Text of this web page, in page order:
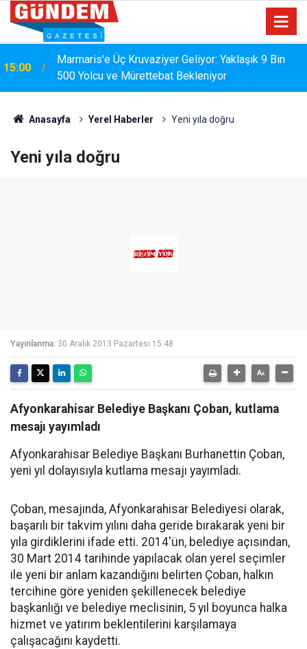
15:00
Marmaris'e Üç Kruvaziyer Geliyor: Yaklaşık 9 Bin
500 Yolcu ve Mürettebat Bekleniyor
MARMARİS'TE DERELERDE TEMİZLİK
SEFERBERLİĞİ
Anasayfa Yerel Haberler Yeni yıla doğru
Yeni yıla doğru
Yayınlanma: 30 Aralık 2013 Pazartesi 15:48
Afyonkarahisar Belediye Başkanı Çoban, kutlama
mesajı yayımladı
Afyonkarahisar Belediye Başkanı Burhanettin Çoban,
yeni yıl dolayısıyla kutlama mesajı yayımladı.
Çoban, mesajında, Afyonkarahisar Belediyesi olarak,
başarılı bir takvim yılını daha geride bırakarak yeni bir
yıla girdiklerini ifade etti. 2014'ün, belediye açısından,
30 Mart 2014 tarihinde yapılacak olan yerel seçimler
ile yeni bir anlam kazandığını belirten Çoban, halkın
tercihine göre yeniden şekillenecek belediye
başkanlığı ve belediye meclisinin, 5 yıl boyunca halka
hizmet ve yatırım beklentilerini karşılamaya
çalışacağını kaydetti.